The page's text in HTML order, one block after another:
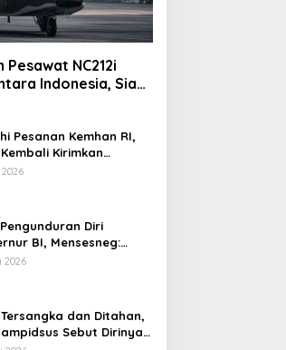
NC212i
Indonesia, Siap
TNI
Pesanan Kemhan RI,
Kembali Kirimkan
NC212i ke Pangkalan
Diri
BI, Mensesneg:
Terbit Keppres
2026
dan Ditahan,
Sebut Dirinya